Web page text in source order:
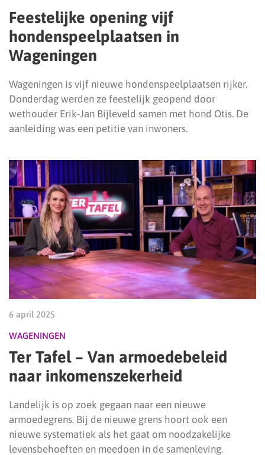
Feestelijke opening vijf
hondenspeelplaatsen in
Wageningen
Wageningen is vijf nieuwe hondenspeelplaatsen rijker.
Donderdag werden ze feestelijk geopend door
wethouder Erik-Jan Bijleveld samen met hond Otis. De
aanleiding was een petitie van inwoners.
6 april 2025
WAGENINGEN
Ter Tafel – Van armoedebeleid
naar inkomenszekerheid
Landelijk is op zoek gegaan naar een nieuwe
armoedegrens. Bij de nieuwe grens hoort ook een
nieuwe systematiek als het gaat om noodzakelijke
levensbehoeften en meedoen in de samenleving.